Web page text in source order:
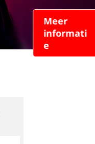
Meer
informati